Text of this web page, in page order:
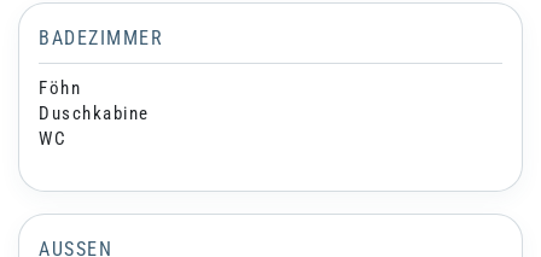
BADEZIMMER
Föhn
Duschkabine
WC
AUSSEN